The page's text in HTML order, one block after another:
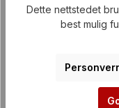
Fraktkostnader
Dette nettstedet
best mulig